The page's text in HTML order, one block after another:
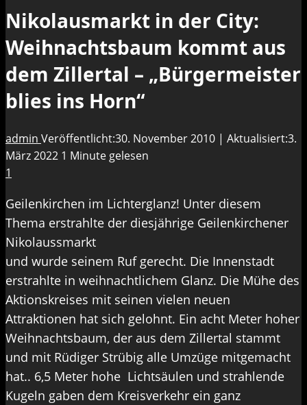
Nikolausmarkt in der City:
Weihnachtsbaum kommt aus
dem Zillertal – „Bürgermeister
blies ins Horn“
admin Veröffentlicht:30. November 2010 | Aktualisiert:3.
März 2022 1 Minute gelesen
1
Geilenkirchen im Lichterglanz! Unter diesem
Thema erstrahlte der diesjährige Geilenkirchener
Nikolaussmarkt
und wurde seinem Ruf gerecht. Die Innenstadt
erstrahlte in weihnachtlichem Glanz. Die Mühe des
Aktionskreises mit seinen vielen neuen
Attraktionen hat sich gelohnt. Ein acht Meter hoher
Weihnachtsbaum, der aus dem Zillertal stammt
und mit Rüdiger Strübig alle Umzüge mitgemacht
hat.. 6,5 Meter hohe Lichtsäulen und strahlende
Kugeln gaben dem Kreisverkehr ein ganz